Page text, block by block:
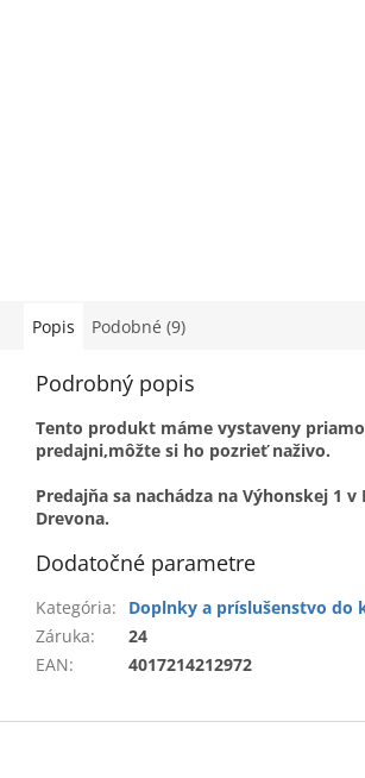
Popis Podobné (9)
Podrobný popis
Tento produkt máme vystaveny
predajni,môžte si ho pozrieť naživo.
Predajňa sa nachádza na Výhonskej 1 v
Drevona.
Dodatočné parametre
Kategória:
Doplnky a príslušenstvo do
Záruka:
24
EAN: 4017214212972
Z